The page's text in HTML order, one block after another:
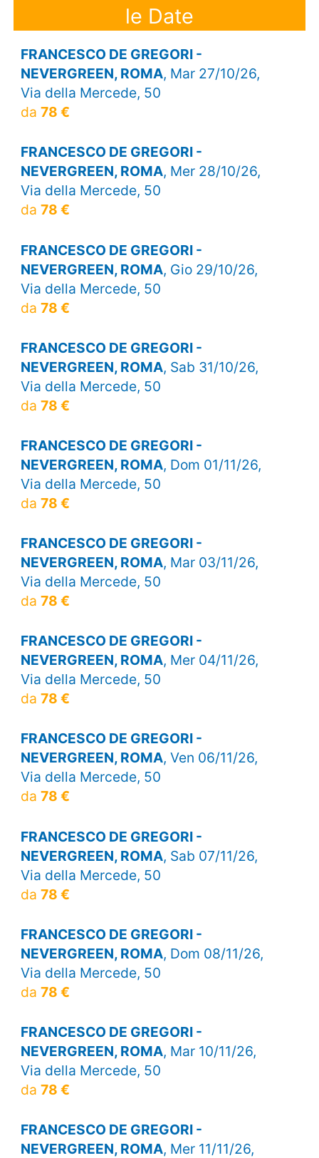
le Date
FRANCESCO DE GREGORI -
NEVERGREEN, ROMA, Mar 27/10/26,
Via della Mercede, 50
da 78 €
FRANCESCO DE GREGORI -
NEVERGREEN, ROMA, Mer 28/10/26,
Via della Mercede, 50
da 78 €
FRANCESCO DE GREGORI -
NEVERGREEN, ROMA, Gio 29/10/26,
Via della Mercede, 50
da 78 €
FRANCESCO DE GREGORI -
NEVERGREEN, ROMA, Sab 31/10/26,
Via della Mercede, 50
da 78 €
FRANCESCO DE GREGORI -
NEVERGREEN, ROMA, Dom 01/11/26,
Via della Mercede, 50
da 78 €
FRANCESCO DE GREGORI -
NEVERGREEN, ROMA, Mar 03/11/26,
Via della Mercede, 50
da 78 €
FRANCESCO DE GREGORI -
NEVERGREEN, ROMA, Mer 04/11/26,
Via della Mercede, 50
da 78 €
FRANCESCO DE GREGORI -
NEVERGREEN, ROMA, Ven 06/11/26,
Via della Mercede, 50
da 78 €
FRANCESCO DE GREGORI -
NEVERGREEN, ROMA, Sab 07/11/26,
Via della Mercede, 50
da 78 €
FRANCESCO DE GREGORI -
NEVERGREEN, ROMA, Dom 08/11/26,
Via della Mercede, 50
da 78 €
FRANCESCO DE GREGORI -
NEVERGREEN, ROMA, Mar 10/11/26,
Via della Mercede, 50
da 78 €
FRANCESCO DE GREGORI -
NEVERGREEN, ROMA, Mer 11/11/26,